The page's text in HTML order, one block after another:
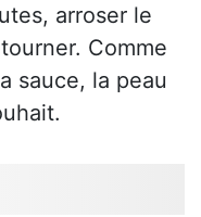
arroser le
Comme
sauce, la peau